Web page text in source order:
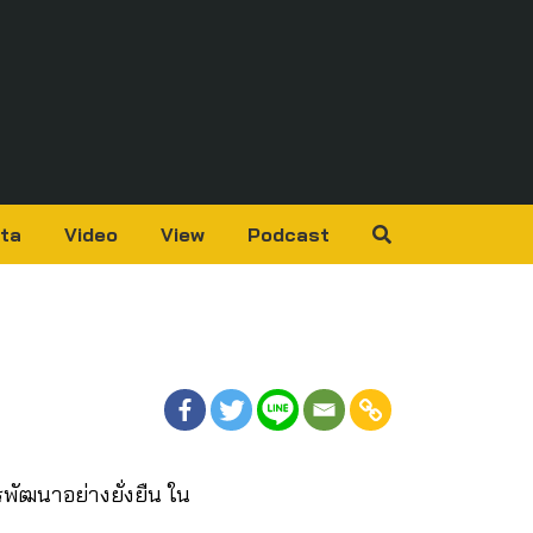
Video View Podcast
พัฒนาอย่างยั่งยืน ใน